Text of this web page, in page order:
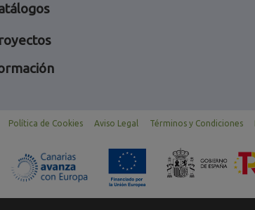
Política de Cookies Aviso Legal Términos y Condiciones